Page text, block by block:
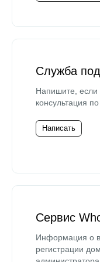
Служба
Напишите,
консультация по
Написать
Сервис
Информация о
регистрации